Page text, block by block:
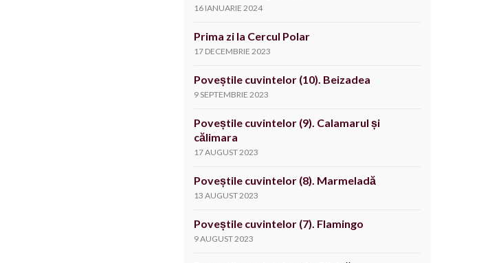
16 IANUARIE 2024
Prima zi la Cercul Polar
17 DECEMBRIE 2023
Poveștile cuvintelor (10). Beizadea
9 SEPTEMBRIE 2023
Poveștile cuvintelor (9). Calamarul și
călimara
17 AUGUST 2023
Poveștile cuvintelor (8). Marmeladă
13 AUGUST 2023
Poveștile cuvintelor (7). Flamingo
9 AUGUST 2023